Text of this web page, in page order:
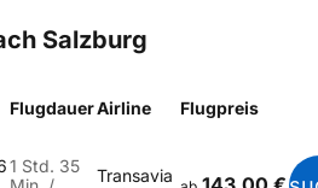
Salzburg
FlugdauerAirline Flugpreis
1 Std. 35
Transavia